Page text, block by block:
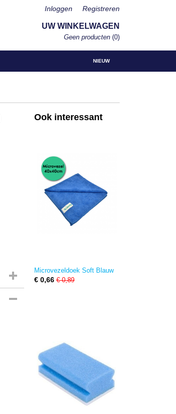
Inloggen Registreren
UW WINKELWAGEN
Geen producten (0)
NIEUW
Ook interessant
Microvezeldoek Soft Blauw
€ 0,66 € 0,89